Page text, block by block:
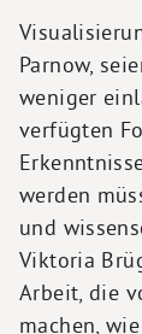
Parnow,
weniger
verfügten
werden
und
Viktoria
Arbeit, die
machen,